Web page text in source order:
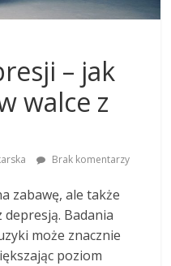
– jak
walce z
Brak komentarzy
zabawę, ale także
Badania
może znacznie
poziom